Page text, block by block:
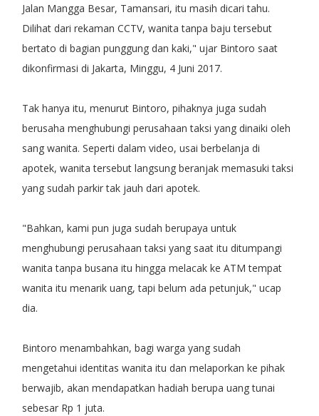
Jalan Mangga Besar, Tamansari, itu masih dicari tahu.
Dilihat dari rekaman CCTV, wanita tanpa baju tersebut
bertato di bagian punggung dan kaki," ujar Bintoro saat
dikonfirmasi di Jakarta, Minggu, 4 Juni 2017.
Tak hanya itu, menurut Bintoro, pihaknya juga sudah
berusaha menghubungi perusahaan taksi yang dinaiki oleh
sang wanita. Seperti dalam video, usai berbelanja di
apotek, wanita tersebut langsung beranjak memasuki taksi
yang sudah parkir tak jauh dari apotek.
"Bahkan, kami pun juga sudah berupaya untuk
menghubungi perusahaan taksi yang saat itu ditumpangi
wanita tanpa busana itu hingga melacak ke ATM tempat
wanita itu menarik uang, tapi belum ada petunjuk," ucap
dia.
Bintoro menambahkan, bagi warga yang sudah
mengetahui identitas wanita itu dan melaporkan ke pihak
berwajib, akan mendapatkan hadiah berupa uang tunai
sebesar Rp 1 juta.